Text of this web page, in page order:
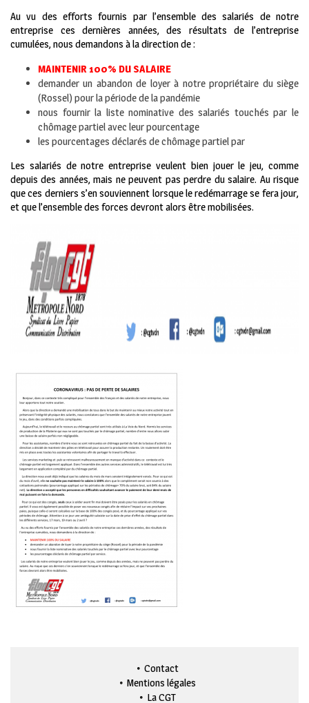
Au vu des efforts fournis par l’ensemble des salariés de notre
entreprise ces dernières années, des résultats de l’entreprise
cumulées, nous demandons à la direction de :
MAINTENIR 100% DU SALAIRE
demander un abandon de loyer à notre propriétaire du siège
(Rossel) pour la période de la pandémie
nous fournir la liste nominative des salariés touchés par le
chômage partiel avec leur pourcentage
les pourcentages déclarés de chômage partiel par
Les salariés de notre entreprise veulent bien jouer le jeu, comme
depuis des années, mais ne peuvent pas perdre du salaire. Au risque
que ces derniers s’en souviennent lorsque le redémarrage se fera jour,
et que l’ensemble des forces devront alors être mobilisées.
Contact
Mentions légales
La CGT